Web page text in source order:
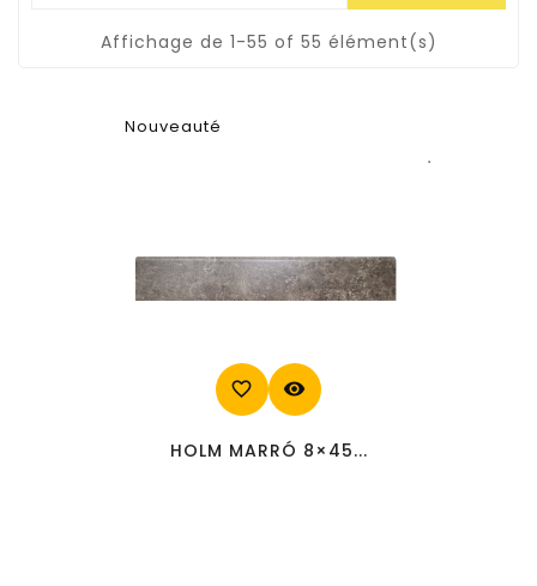
Affichage de 1-55 of 55 élément(s)
Nouveauté
favorite_border visibility
HOLM MARRÓ 8×45...